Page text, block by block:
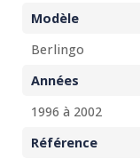
Modèle
Berlingo
Années
1996 à 2002
Référence